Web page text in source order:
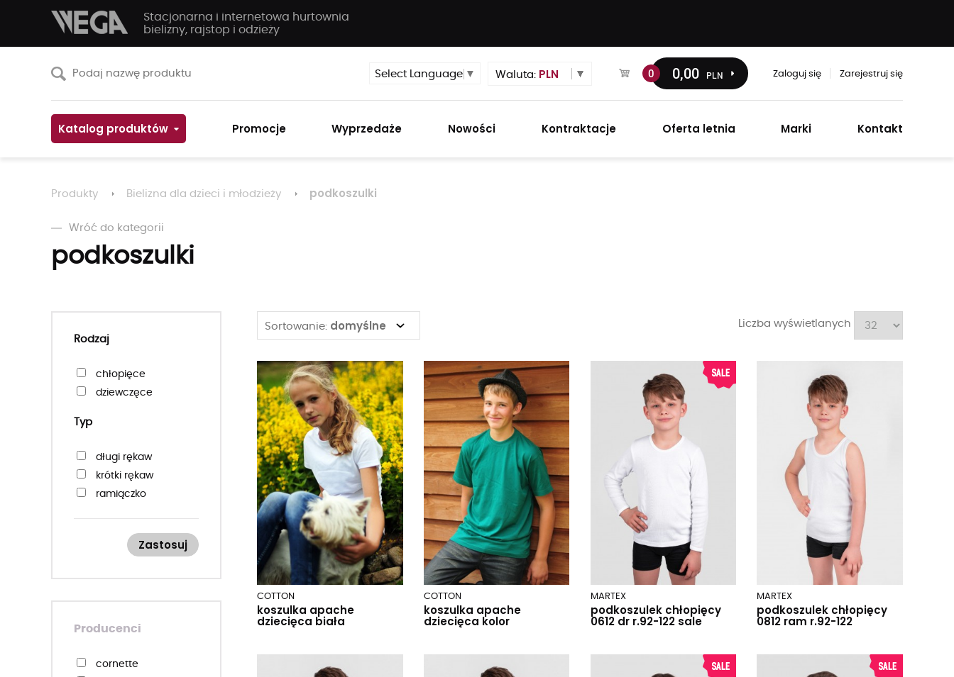
Stacjonarna i internetowa hurtownia
bielizny, rajstop i odzieży
Select Language ▼ Waluta: PLN 0 0,00 PLN Zaloguj się Zarejestruj się
Katalog produktów Promocje Wyprzedaże Nowości Kontraktacje Oferta letnia Marki Kontakt
Produkty Bielizna dla dzieci i młodzieży podkoszulki
Wróć do kategorii
podkoszulki
Rodzaj
chłopięce
dziewczęce
Typ
długi rękaw
krótki rękaw
ramiączko
Zastosuj
Producenci
cornette
Sortowanie: domyślne Liczba wyświetlanych
COTTON
koszulka apache
dziecięca biała
COTTON
koszulka apache
dziecięca kolor
MARTEX
podkoszulek chłopięcy
0612 dr r.92-122 sale
MARTEX
podkoszulek chłopięcy
0812 ram r.92-122